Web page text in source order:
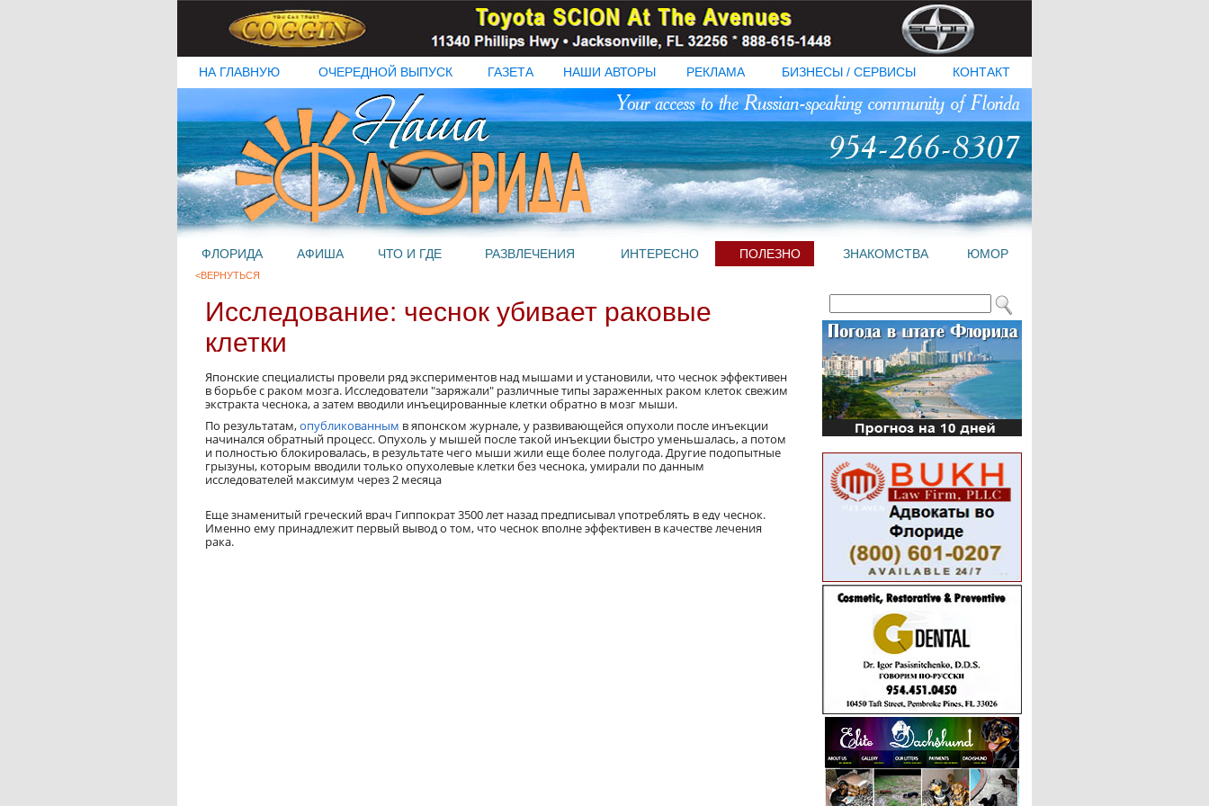
НА ГЛАВНУЮ ОЧЕРЕДНОЙ ВЫПУСК ГАЗЕТА НАШИ АВТОРЫ РЕКЛАМА БИЗНЕСЫ / СЕРВИСЫ КОНТАКТ
ФЛОРИДА АФИША ЧТО И ГДЕ РАЗВЛЕЧЕНИЯ ИНТЕРЕСНО ПОЛЕЗНО ЗНАКОМСТВА ЮМОР
<ВЕРНУТЬСЯ
Исследование: чеснок убивает раковые
клетки
Японские специалисты провели ряд экспериментов над мышами и установили, что чеснок эффективен
в борьбе с раком мозга. Исследователи "заряжали" различные типы зараженных раком клеток свежим
экстракта чеснока, а затем вводили инъецированные клетки обратно в мозг мыши.
По результатам,опубликованным в японском журнале, у развивающейся опухоли после инъекции
начинался обратный процесс. Опухоль у мышей после такой инъекции быстро уменьшалась, а потом
и полностью блокировалась, в результате чего мыши жили еще более полугода. Другие подопытные
грызуны, которым вводили только опухолевые клетки без чеснока, умирали по данным
исследователей максимум через 2 месяца
Еще знаменитый греческий врач Гиппократ 3500 лет назад предписывал употреблять в еду чеснок.
Именно ему принадлежит первый вывод о том, что чеснок вполне эффективен в качестве лечения
рака.